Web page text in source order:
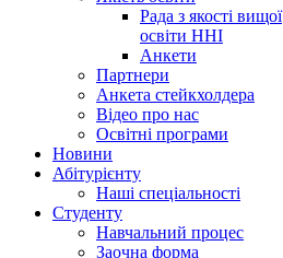
Рада з якості вищої
освіти ННІ
Анкети
Партнери
Анкета стейкхолдера
Відео про нас
Освітні програми
Hовини
Абітурієнту
Наші спеціальності
Студенту
Навчальний процес
Заочна форма